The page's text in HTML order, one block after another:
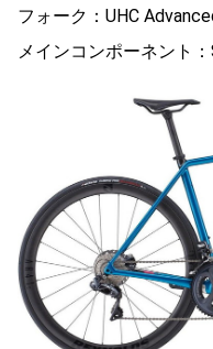
フォーク：UHC
メインコンポーネント